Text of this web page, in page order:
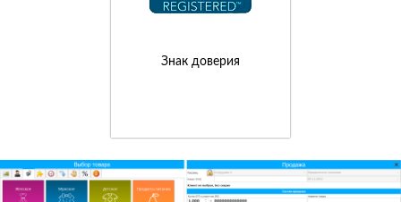
Знак доверия